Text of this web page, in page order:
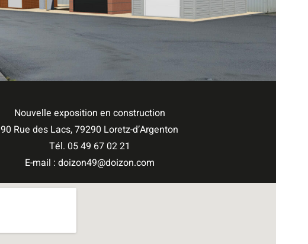
Nouvelle exposition en construction
90 Rue des Lacs, 79290 Loretz-d’Argenton
Tél. 05 49 67 02 21
E-mail : doizon49@doizon.com